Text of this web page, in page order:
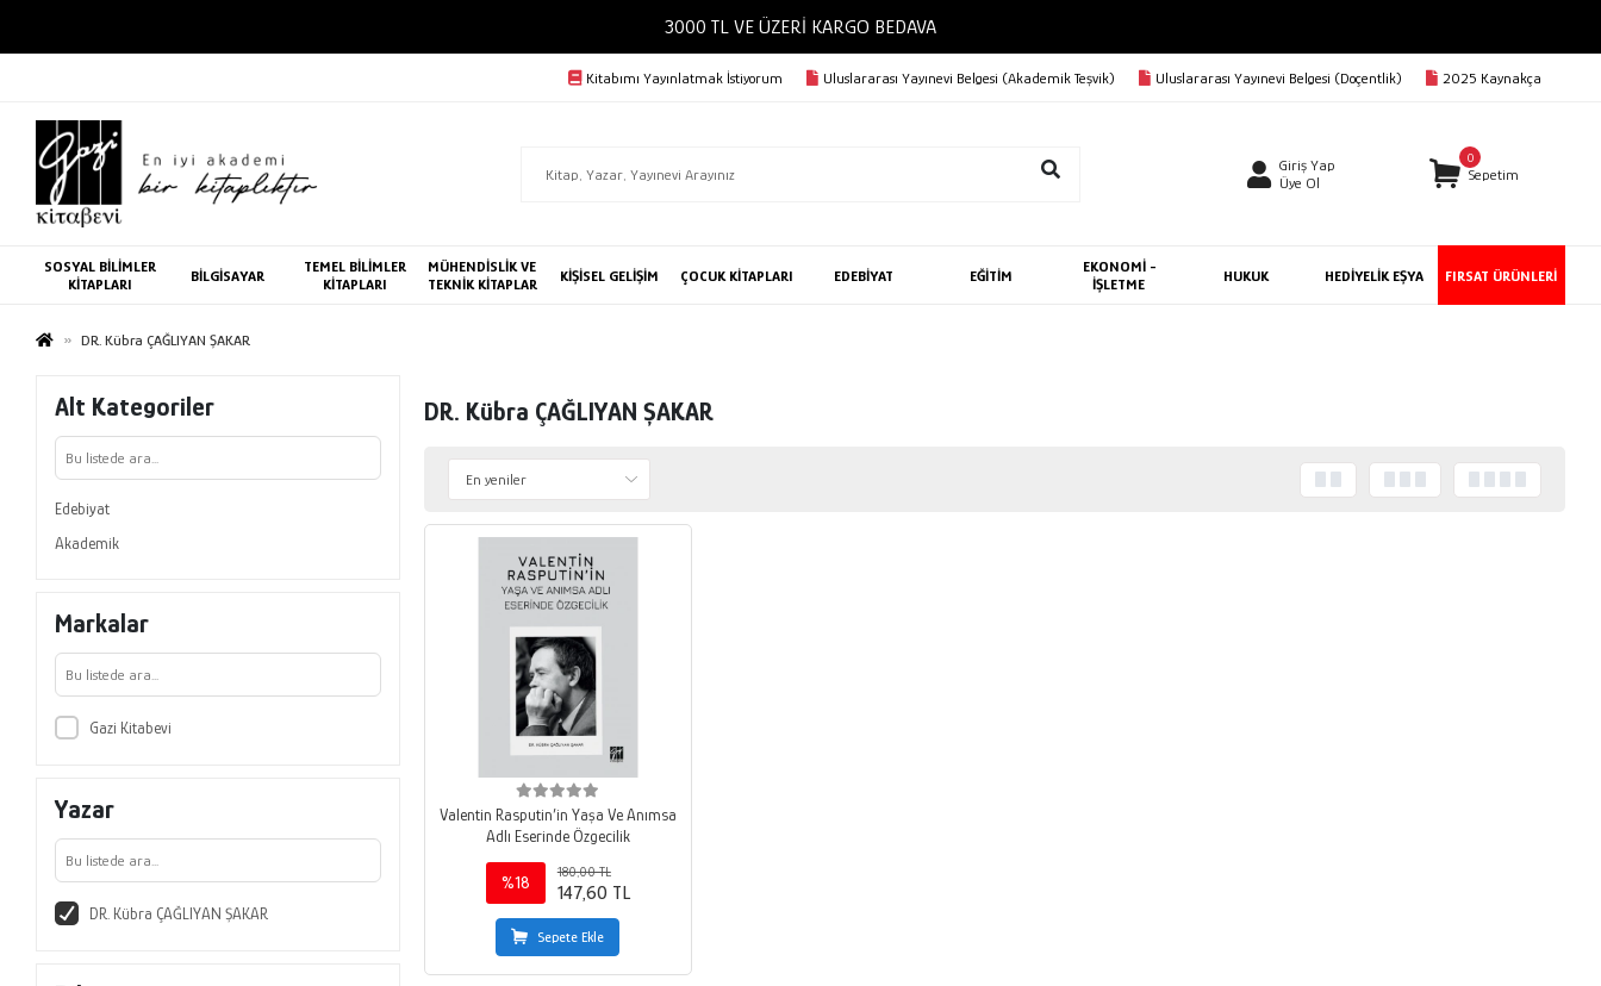
3000 TL VE ÜZERİ KARGO BEDAVA
Kitabımı Yayınlatmak İstiyorum Uluslararası Yayınevi Belgesi (Akademik Teşvik) Uluslararası Yayınevi Belgesi (Doçentlik) 2025 Kaynakça
Giriş Yap
Üye Ol
0
Sepetim
SOSYAL BİLİMLER
KİTAPLARI
BİLGİSAYAR
TEMEL BİLİMLER
KİTAPLARI
MÜHENDİSLİK VE
TEKNİK KİTAPLAR
KİŞİSEL GELİŞİM ÇOCUK KİTAPLARI EDEBİYAT EĞİTİM
EKONOMİ -
İŞLETME
HUKUK HEDİYELİK EŞYA FIRSAT ÜRÜNLERİ
DR. Kübra ÇAĞLIYAN ŞAKAR
Alt Kategoriler
Edebiyat
Akademik
Markalar
Gazi Kitabevi
Yazar
DR. Kübra ÇAĞLIYAN ŞAKAR
DR. Kübra ÇAĞLIYAN ŞAKAR
Valentin Rasputin’in Yaşa Ve Anımsa
Adlı Eserinde Özgecilik
%18
180,00 TL
147,60 TL
Sepete Ekle